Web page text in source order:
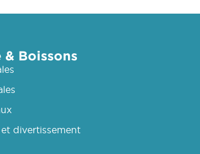
Boissons
divertissement